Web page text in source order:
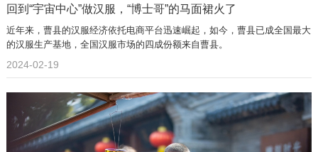
回到“宇宙中心”做汉服，“博士哥”的马面裙火了
近年来，曹县的汉服经济依托电商平台迅速崛起，如今，曹县已成全国最大
的汉服生产基地，全国汉服市场的四成份额来自曹县。
2024-02-19